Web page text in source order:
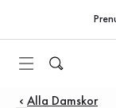
Till innehållsförteckning
Till huvudnavigation
Produkter
Alla Damskor